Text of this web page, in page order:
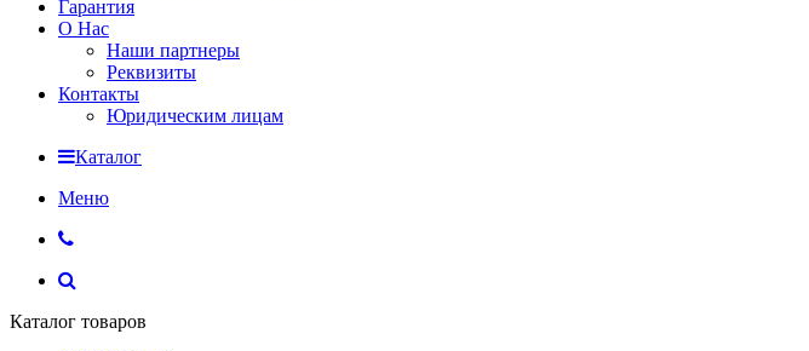
Гарантия
О Нас
Наши партнеры
Реквизиты
Контакты
Юридическим лицам
Каталог
Меню
Каталог товаров